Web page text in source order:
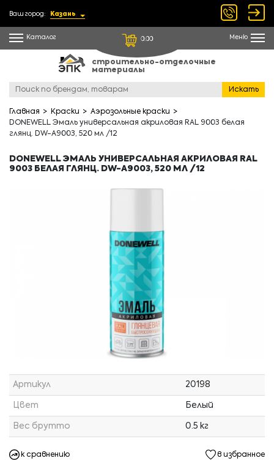
Ваш город: Казань
Каталог 0.00 Меню
строительно-отделочные
материалы
Искать
Главная Краски
Аэрозольные краски
DONEWELL Эмаль универсальная акриловая RAL 9003 белая
глянц. DW-A9003, 520 мл /12
DONEWELL ЭМАЛЬ УНИВЕРСАЛЬНАЯ АКРИЛОВАЯ RAL
9003 БЕЛАЯ ГЛЯНЦ. DW-A9003, 520 МЛ /12
Артикул 20198
Цвет Белый
Вес брутто 0.5 кг
к сравнению в избранное